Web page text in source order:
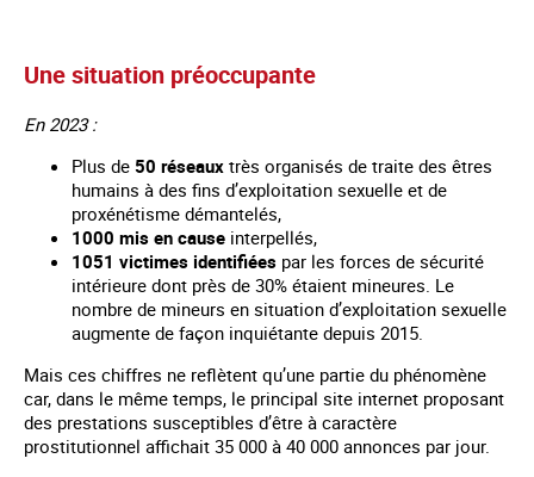
Une situation préoccupante
En 2023 :
Plus de 50 réseaux très organisés de traite des êtres
humains à des fins d’exploitation sexuelle et de
proxénétisme démantelés,
1000 mis en cause interpellés,
1051 victimes identifiées par les forces de sécurité
intérieure dont près de 30% étaient mineures. Le
nombre de mineurs en situation d’exploitation sexuelle
augmente de façon inquiétante depuis 2015.
Mais ces chiffres ne reflètent qu’une partie du phénomène
car, dans le même temps, le principal site internet proposant
des prestations susceptibles d’être à caractère
prostitutionnel affichait 35 000 à 40 000 annonces par jour.